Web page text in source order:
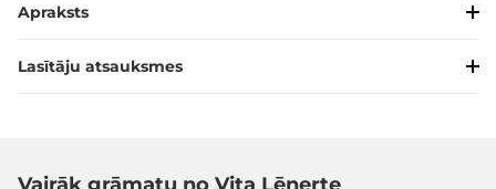
Apraksts
Lasītāju atsauksmes